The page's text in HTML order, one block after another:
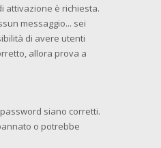
attivazione è richiesta.
messaggio... sei
di avere utenti
allora prova a
siano corretti.
o potrebbe